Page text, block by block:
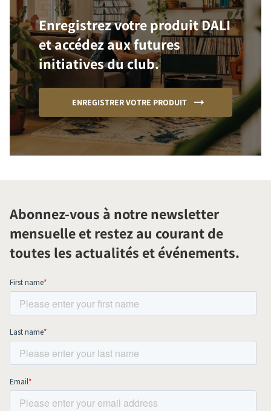
Enregistrez votre produit DALI
et accédez aux futures
initiatives du club.
ENREGISTRER VOTRE PRODUIT
Abonnez-vous à notre newsletter
mensuelle et restez au courant de
toutes les actualités et événements.